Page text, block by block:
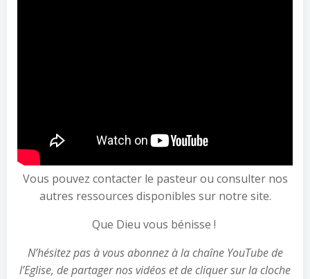
Vous pouvez contacter le pasteur ou consulter nos
autres ressources disponibles sur notre site.
Que Dieu vous bénisse !
N’hésitez pas à vous abonnez à la chaîne YouTube de
l’Eglise, de partager nos vidéos et de cliquer sur la cloche